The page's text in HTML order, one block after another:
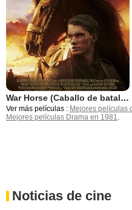
War Horse (Caballo de batalla)
Ver más películas : Mejores películas
Mejores películas Drama en 1981.
Noticias de cine